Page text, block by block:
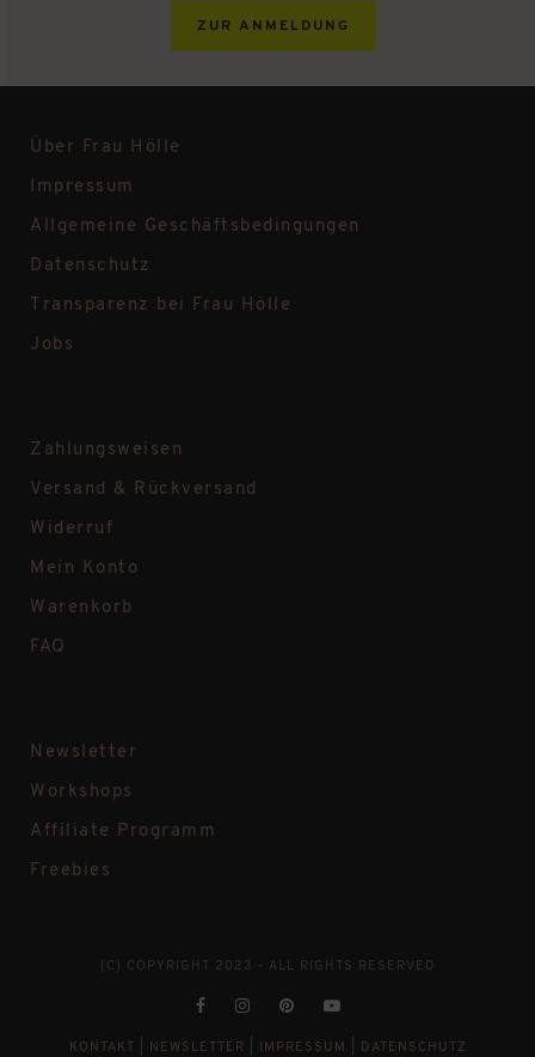
ZUR ANMELDUNG
Über Frau Hölle
Impressum
Allgemeine Geschäftsbedingungen
Datenschutz
Transparenz bei Frau Hölle
Jobs
Zahlungsweisen
Versand & Rückversand
Widerruf
Mein Konto
Warenkorb
FAQ
Newsletter
Workshops
Affiliate Programm
Freebies
(C) COPYRIGHT 2023 - ALL RIGHTS RESERVED
KONTAKT NEWSLETTER IMPRESSUM DATENSCHUTZ